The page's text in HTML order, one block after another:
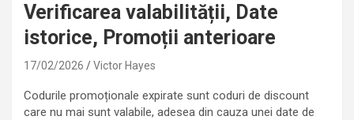
Verificarea valabilității, Date
istorice, Promoții anterioare
17/02/2026 Victor Hayes
Codurile promoționale expirate sunt coduri de discount
care nu mai sunt valabile, adesea din cauza unei date de